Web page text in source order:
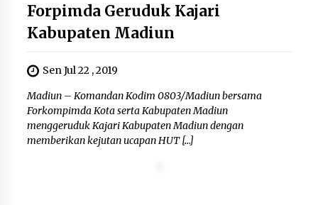
DPD Partai Gerakan Rakyat Kota
Internal Jelang Pemilu 2029
Forpimda Geruduk Kajari
Kabupaten Madiun
Sen Jul 22 , 2019
Madiun – Komandan Kodim 0803/Madiun bersama
Forkompimda Kota serta Kabupaten Madiun
menggeruduk Kajari Kabupaten Madiun dengan
memberikan kejutan ucapan HUT […]